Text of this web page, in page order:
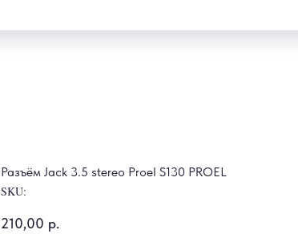
Разъём Jack 3.5 stereo Proel S130 PROEL
SKU:
210,00 р.